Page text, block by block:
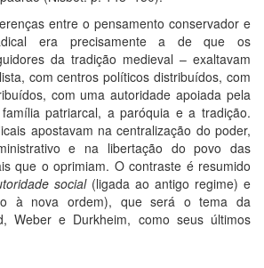
entre o pensamento conservador e
era precisamente a de que os
da tradição medieval – exaltavam
com centros políticos distribuídos, com
com uma autoridade apoiada pela
patriarcal, a paróquia e a tradição.
apostavam na centralização do poder,
e na libertação do povo das
que o oprimiam. O contraste é resumido
social(ligada ao antigo regime) e
à nova ordem), que será o tema da
Weber e Durkheim, como seus últimos